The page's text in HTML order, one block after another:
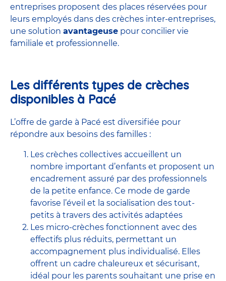
entreprises proposent des places réservées pour
leurs employés dans des crèches inter-entreprises,
une solution avantageuse pour concilier vie
familiale et professionnelle.
Les différents types de crèches
disponibles à Pacé
L’offre de garde à Pacé est diversifiée pour
répondre aux besoins des familles :
Les crèches collectives accueillent un
nombre important d’enfants et proposent un
encadrement assuré par des professionnels
de la petite enfance. Ce mode de garde
favorise l’éveil et la socialisation des tout-
petits à travers des activités adaptées
Les micro-crèches fonctionnent avec des
effectifs plus réduits, permettant un
accompagnement plus individualisé. Elles
offrent un cadre chaleureux et sécurisant,
idéal pour les parents souhaitant une prise en